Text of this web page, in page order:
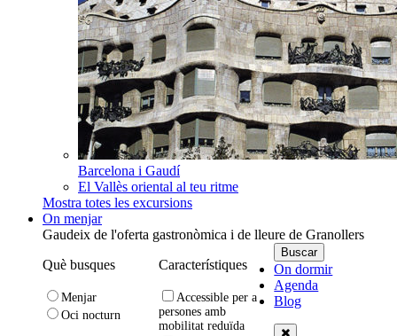
Barcelona i Gaudí
El Vallès oriental al teu ritme
Mostra totes les excursions
On menjar
Gaudeix de l'oferta gastronòmica i de lleure de Granollers
Què busques
Menjar
Oci nocturn
Característiques
Accessible per a
persones amb
mobilitat reduïda
On dormir
Agenda
Blog